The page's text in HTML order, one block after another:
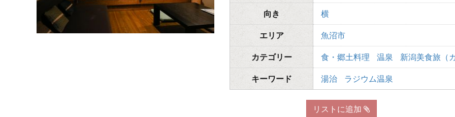
向き
横
エリア
魚沼市
カテゴリー
食・郷土料理 温泉
新潟美食旅（
キーワード
湯治 ラジウム温泉
リストに追加